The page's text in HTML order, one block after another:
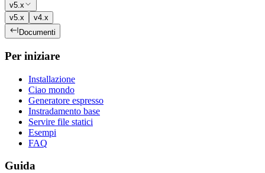
v5.x
v5.x
v4.x
Documenti
Per iniziare
Installazione
Ciao mondo
Generatore espresso
Instradamento base
Servire file statici
Esempi
FAQ
Guida